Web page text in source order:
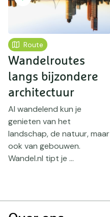
Route
Wandelroutes
langs bijzondere
architectuur
Al wandelend kun je
genieten van het
landschap, de natuur, maar
ook van gebouwen.
Wandel.nl tipt je ...